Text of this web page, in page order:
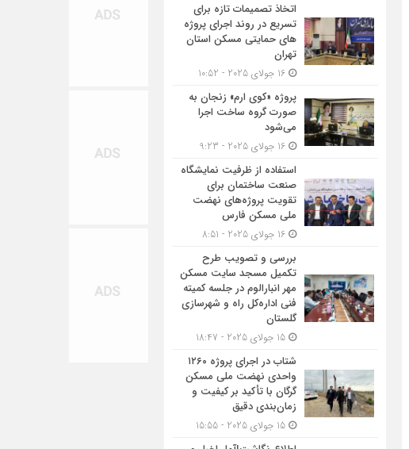
اتخاذ تصمیمات تازه برای
تسریع در روند اجرای پروژه
های حمایتی مسکن استان
تهران
پروژه «کوی ارم» زنجان به
صورت گروه ساخت اجرا
می‌شود
استفاده از ظرفیت نمایشگاه
صنعت ساختمان برای
تقویت پروژه‌های نهضت
ملی مسکن فارس
بررسی و تصویب طرح
تکمیل مسجد سایت مسکن
مهر انبارالوم در جلسه کمیته
فنی اداره‌کل راه و شهرسازی
گلستان
شتاب در اجرای پروژه ۱۲۶۰
واحدی نهضت ملی مسکن
گرگان با تأکید بر کیفیت و
زمان‌بندی دقیق